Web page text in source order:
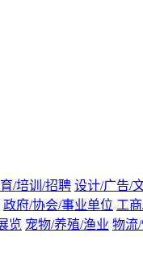
/培训/招聘 设计/广告/
政府/协会/事业单位 工
览 宠物/养殖/渔业 物流